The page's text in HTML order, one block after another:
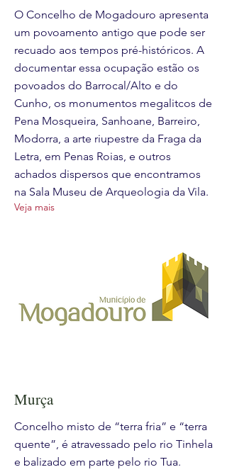
O Concelho de Mogadouro apresenta
um povoamento antigo que pode ser
recuado aos tempos pré-históricos. A
documentar essa ocupação estão os
povoados do Barrocal/Alto e do
Cunho, os monumentos megalitcos de
Pena Mosqueira, Sanhoane, Barreiro,
Modorra, a arte riupestre da Fraga da
Letra, em Penas Roias, e outros
achados dispersos que encontramos
na Sala Museu de Arqueologia da Vila.
Veja mais
Murça
Concelho misto de “terra fria” e “terra
quente”, é atravessado pelo rio Tinhela
e balizado em parte pelo rio Tua.